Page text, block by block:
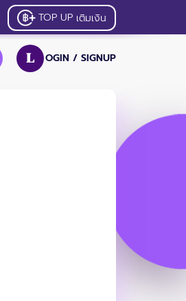
TOP UP เติมเงิน
L OGIN / SIGNUP